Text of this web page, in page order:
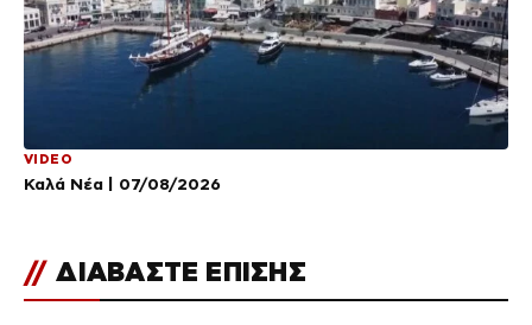
VIDEO
Καλά Νέα | 07/08/2026
// ΔΙΑΒΑΣΤΕ ΕΠΙΣΗΣ